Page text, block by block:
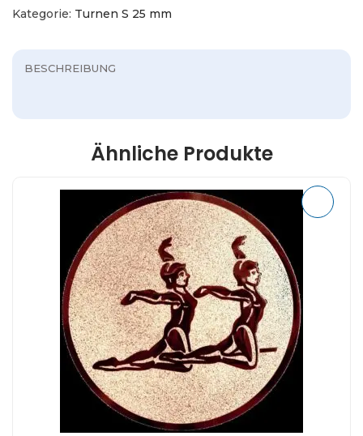
Kategorie: Turnen S 25 mm
BESCHREIBUNG
Ähnliche Produkte